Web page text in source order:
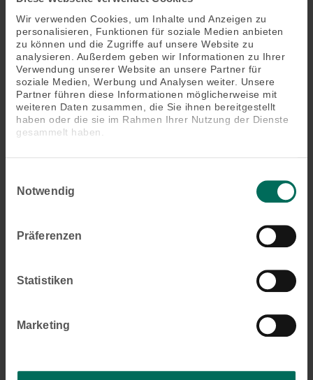
Wir verwenden Cookies, um Inhalte und Anzeigen zu
personalisieren, Funktionen für soziale Medien anbieten
zu können und die Zugriffe auf unsere Website zu
analysieren. Außerdem geben wir Informationen zu Ihrer
Verwendung unserer Website an unsere Partner für
soziale Medien, Werbung und Analysen weiter. Unsere
Partner führen diese Informationen möglicherweise mit
weiteren Daten zusammen, die Sie ihnen bereitgestellt
haben oder die sie im Rahmen Ihrer Nutzung der Dienste
gesammelt haben.
Notwendig
Präferenzen
Statistiken
Marketing